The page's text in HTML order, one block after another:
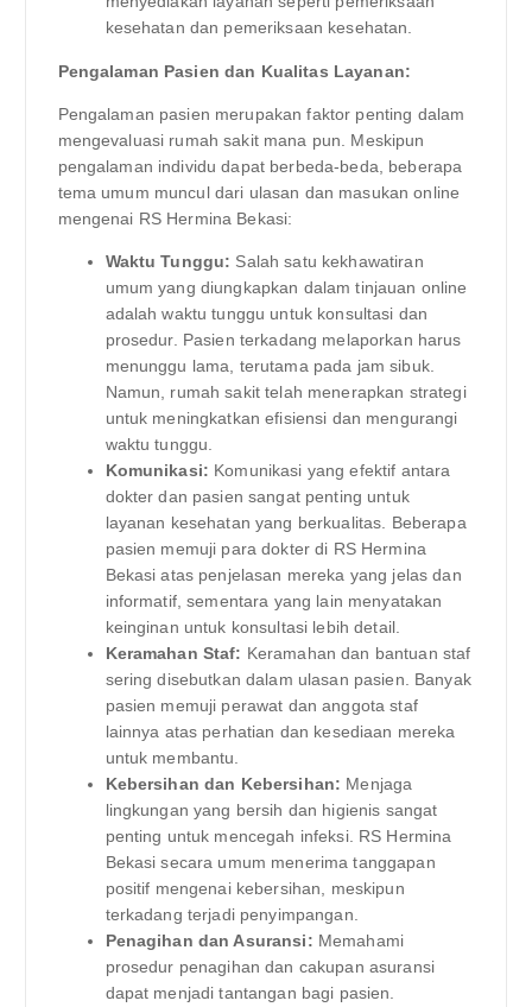
kesehatan dan pemeriksaan kesehatan.
Pengalaman Pasien dan Kualitas Layanan:
Pengalaman pasien merupakan faktor penting dalam
mengevaluasi rumah sakit mana pun. Meskipun
pengalaman individu dapat berbeda-beda, beberapa
tema umum muncul dari ulasan dan masukan online
mengenai RS Hermina Bekasi:
Waktu Tunggu: Salah satu kekhawatiran
umum yang diungkapkan dalam tinjauan online
adalah waktu tunggu untuk konsultasi dan
prosedur. Pasien terkadang melaporkan harus
menunggu lama, terutama pada jam sibuk.
Namun, rumah sakit telah menerapkan strategi
untuk meningkatkan efisiensi dan mengurangi
waktu tunggu.
Komunikasi: Komunikasi yang efektif antara
dokter dan pasien sangat penting untuk
layanan kesehatan yang berkualitas. Beberapa
pasien memuji para dokter di RS Hermina
Bekasi atas penjelasan mereka yang jelas dan
informatif, sementara yang lain menyatakan
keinginan untuk konsultasi lebih detail.
Keramahan Staf: Keramahan dan bantuan staf
sering disebutkan dalam ulasan pasien. Banyak
pasien memuji perawat dan anggota staf
lainnya atas perhatian dan kesediaan mereka
untuk membantu.
Kebersihan dan Kebersihan: Menjaga
lingkungan yang bersih dan higienis sangat
penting untuk mencegah infeksi. RS Hermina
Bekasi secara umum menerima tanggapan
positif mengenai kebersihan, meskipun
terkadang terjadi penyimpangan.
Penagihan dan Asuransi: Memahami
prosedur penagihan dan cakupan asuransi
dapat menjadi tantangan bagi pasien.